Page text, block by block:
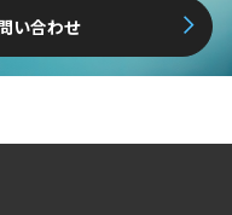
い合わせ